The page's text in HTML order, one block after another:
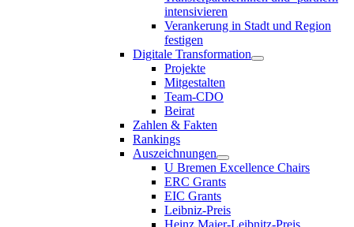
intensivieren
Verankerung in Stadt und Region
festigen
Digitale Transformation
Projekte
Mitgestalten
Team-CDO
Beirat
Zahlen & Fakten
Rankings
Auszeichnungen
U Bremen Excellence Chairs
ERC Grants
EIC Grants
Leibniz-Preis
Heinz Maier-Leibnitz-Preis